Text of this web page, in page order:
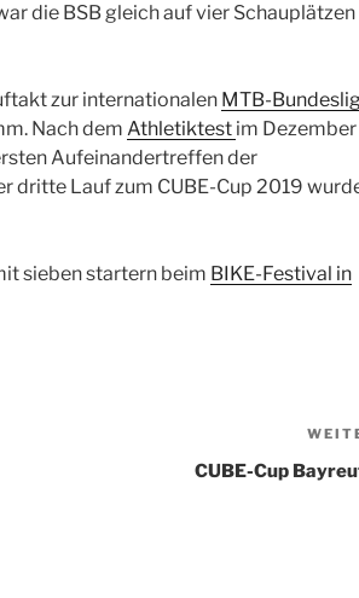
die BSB gleich auf vier Schauplätzen
zur internationalen MTB-
Nach dem Athletiktest im Dezember
Aufeinandertreffen der
dritte Lauf zum CUBE-Cup 2019
sieben startern beim BIKE-Festival in
CUBE-Cup